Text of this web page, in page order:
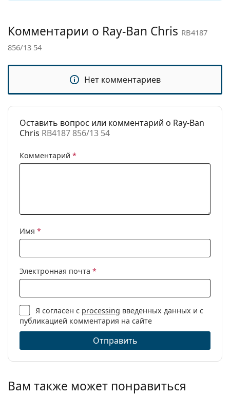
чтобы найти больше стилей от популярных
Категория:
Солнцезащитные очки
Бренд:
RB4187 856/13 54
Доступен рецепт: Да
Комментарии о Ray-Ban Chris RB4187
856/13 54
Нет комментариев
Оставить вопрос или комментарий о Ray-Ban
Chris RB4187 856/13 54
Комментарий *
Имя *
Электронная почта *
Я согласен с processing введенных данных и с
публикацией комментария на сайте
Отправить
Вам также может понравиться